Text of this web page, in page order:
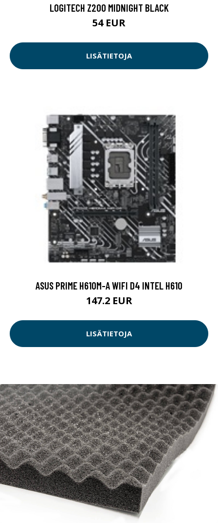
LOGITECH Z200 MIDNIGHT BLACK
54 EUR
LISÄTIETOJA
ASUS PRIME H610M-A WIFI D4 INTEL H610
147.2 EUR
LISÄTIETOJA